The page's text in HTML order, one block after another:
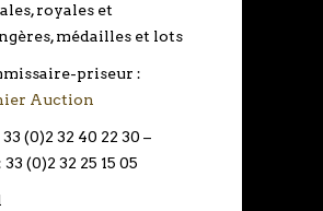
royales et
médailles et lots
priseur :
Auction
(0)2 32 40 22 30 –
33 (0)2 32 25 15 05